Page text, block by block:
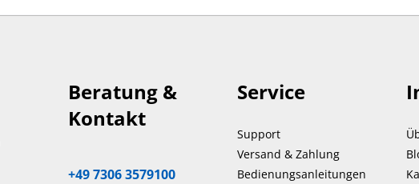
Beratung &
Kontakt
+49 7306 3579100
Service
Support
Versand & Zahlung
Bedienungsanleitungen